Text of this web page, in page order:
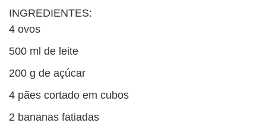
INGREDIENTES:
4 ovos
500 ml de leite
200 g de açúcar
4 pães cortado em cubos
2 bananas fatiadas